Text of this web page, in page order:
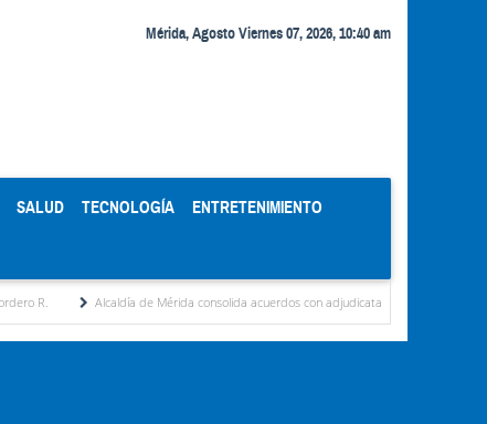
Mérida, Agosto Viernes 07, 2026, 10:40 am
SALUD TECNOLOGÍA ENTRETENIMIENTO
Alcaldía de Mérida consolida acuerdos con adjudicatarios del Mercado Periférico